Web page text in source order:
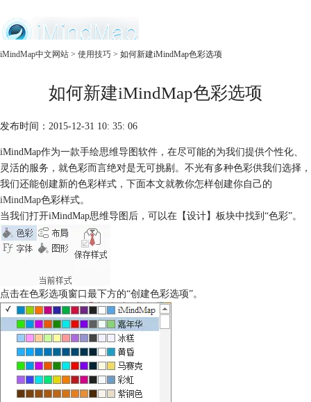
服务
iMindMap中文网站 > 使用技巧 > 如何新建iMindMap色彩选项
如何新建iMindMap色彩选项
发布时间：2015-12-31 10: 35: 06
iMindMap作为一款手绘思维导图软件，在尽可能的为我们提供个性化、
灵活的服务，就色彩而言绝对是无可挑剔。不光有多种色彩供我们选择，
我们还能创建新的色彩样式，下面本文就教你怎样创建你自己的
iMindMap色彩样式。
当我们打开iMindMap思维导图后，可以在【设计】板块中找到“色彩”。
点击在色彩选项窗口最下方的“创建色彩选项”。